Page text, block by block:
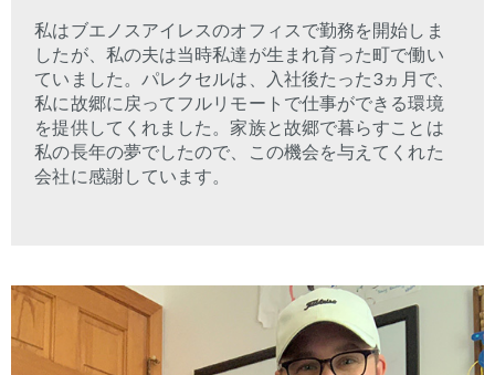
私はブエノスアイレスのオフィスで勤務を開始しま
したが、私の夫は当時私達が生まれ育った町で働い
ていました。パレクセルは、入社後たった3ヵ月で、
私に故郷に戻ってフルリモートで仕事ができる環境
を提供してくれました。家族と故郷で暮らすことは
私の長年の夢でしたので、この機会を与えてくれた
会社に感謝しています。